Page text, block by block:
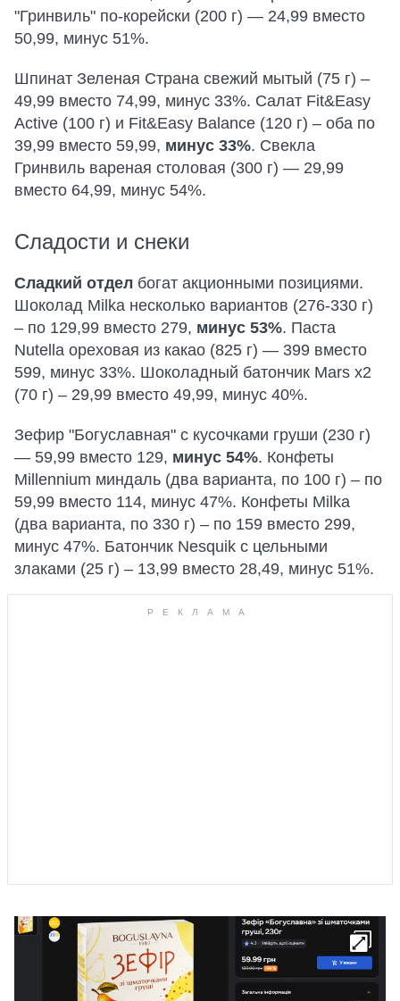
"Гринвиль" по-корейски (200 г) — 24,99 вместо
50,99, минус 51%.
Шпинат Зеленая Страна свежий мытый (75 г) –
49,99 вместо 74,99, минус 33%. Салат Fit&Easy
Active (100 г) и Fit&Easy Balance (120 г) – оба по
39,99 вместо 59,99, минус 33%. Свекла
Гринвиль вареная столовая (300 г) — 29,99
вместо 64,99, минус 54%.
Сладости и снеки
Сладкий отдел богат акционными позициями.
Шоколад Milka несколько вариантов (276-330 г)
– по 129,99 вместо 279, минус 53%. Паста
Nutella ореховая из какао (825 г) — 399 вместо
599, минус 33%. Шоколадный батончик Mars x2
(70 г) – 29,99 вместо 49,99, минус 40%.
Зефир "Богуславная" с кусочками груши (230 г)
— 59,99 вместо 129, минус 54%. Конфеты
Millennium миндаль (два варианта, по 100 г) – по
59,99 вместо 114, минус 47%. Конфеты Milka
(два варианта, по 330 г) – по 159 вместо 299,
минус 47%. Батончик Nesquik с цельными
злаками (25 г) – 13,99 вместо 28,49, минус 51%.